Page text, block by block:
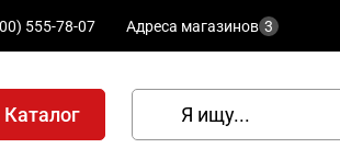
555-78-07 Адреса магазинов 3
Каталог